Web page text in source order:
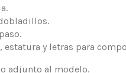
estatura y letras para
adjunto al modelo.